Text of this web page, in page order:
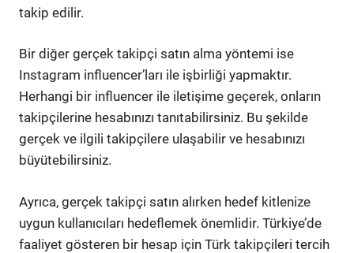
takip edilir.
Bir diğer gerçek takipçi satın alma yöntemi ise
Instagram influencer’ları ile işbirliği yapmaktır.
Herhangi bir influencer ile iletişime geçerek, onların
takipçilerine hesabınızı tanıtabilirsiniz. Bu şekilde
gerçek ve ilgili takipçilere ulaşabilir ve hesabınızı
büyütebilirsiniz.
Ayrıca, gerçek takipçi satın alırken hedef kitlenize
uygun kullanıcıları hedeflemek önemlidir. Türkiye’de
faaliyet gösteren bir hesap için Türk takipçileri tercih